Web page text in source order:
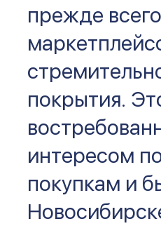
прежде
покрытия.
интересом
покупкам и